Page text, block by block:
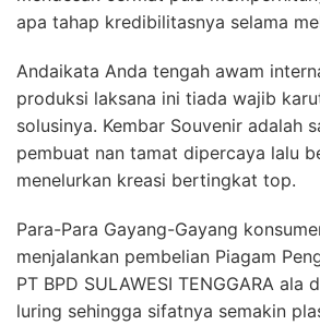
apa tahap kredibilitasnya selama
Andaikata Anda tengah awam
produksi laksana ini tiada wajib
solusinya. Kembar Souvenir adalah
pembuat nan tamat dipercaya lalu
menelurkan kreasi bertingkat top.
Para-Para Gayang-Gayang
menjalankan pembelian Piagam
PT BPD SULAWESI TENGGARA ala
luring sehingga sifatnya semakin